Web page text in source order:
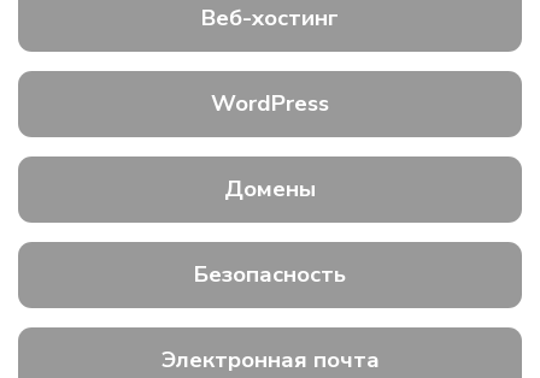
Веб-хостинг
WordPress
Домены
Безопасность
Электронная почта